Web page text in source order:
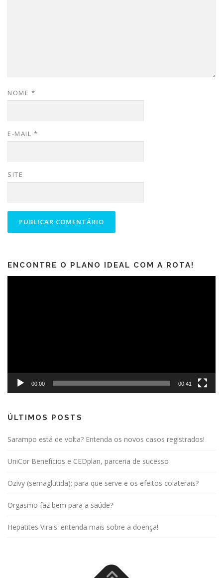
NOME *
E-MAIL *
SITE
ENCONTRE O PLANO IDEAL COM A ROTA!
00:00 00:41
ÚLTIMOS POSTS
Sarampo está de volta? Entenda os novos casos registrados!
UniCor Benefícios e CEDplan, parceria de sucesso
Ozivy (semaglutida): para que serve e os efeitos colaterais?
Orgasmo faz bem para a saúde?
Hepatites Virais: entenda mais sobre a doença!